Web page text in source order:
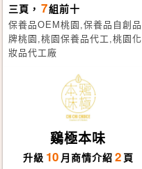
三頁， 7組前十
保養品OEM桃園,保養品自創品
牌桃園,桃園保養品代工,桃園化
妝品代工廠
鷄極本味
升級 10 月商情介紹 2 頁